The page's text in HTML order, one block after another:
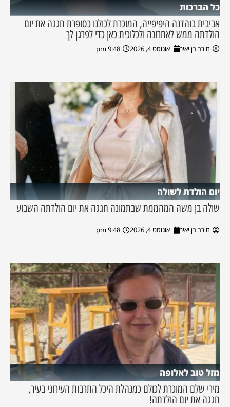
כל הברכות
אביבית בוהדנה היפיפייה, המוכרת לכולנו כסופרת חגגה את יום
הולדתה ממש לאחרונה ולכלוכית כאן כדי לפרגן לך
מירב בן יאיר אוגוסט 4, 2026 9:48 pm
יום הולדת לשולה
שולה בן משה המהממת שבתמונה חגגה את יום הולדתה השבוע
מירב בן יאיר אוגוסט 4, 2026 9:48 pm
מזל טוב לאלופה
מירי שלם המוכרת לכולם כמנהלת היכל התרבות העירוני בעיר,
חגגה את יום הולדתה!